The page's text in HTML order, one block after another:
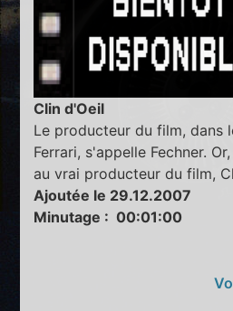
Clin d'Oeil
Le producteur du film, dans
Ferrari, s'appelle Fechner.
au vrai producteur du film,
Ajoutée le 29.12.2007
Minutage : 00:01:00